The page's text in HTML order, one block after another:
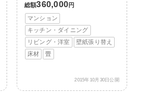
総額360,000円
マンション
キッチン・ダイニング
リビング・洋室
壁紙張り替え
床材
畳
2015年10月30日公開